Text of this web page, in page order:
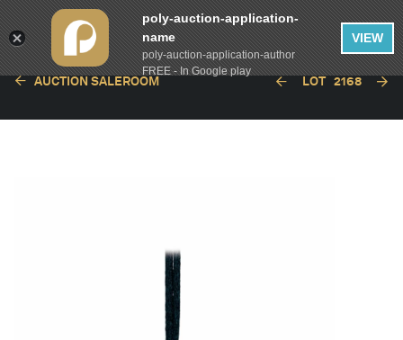
AUCTION SALEROOM LOT 2168
poly-auction-application-
name
poly-auction-application-author
FREE - In Google play
VIEW